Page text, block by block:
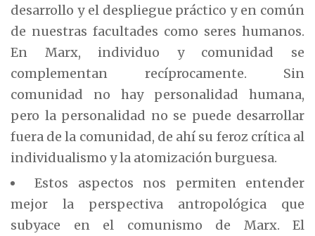
desarrollo y el despliegue práctico y en común
de nuestras facultades como seres humanos.
En Marx, individuo y comunidad se
complementan recíprocamente. Sin
comunidad no hay personalidad humana,
pero la personalidad no se puede desarrollar
fuera de la comunidad, de ahí su feroz crítica al
individualismo y la atomización burguesa.
Estos aspectos nos permiten entender
mejor la perspectiva antropológica que
subyace en el comunismo de Marx. El